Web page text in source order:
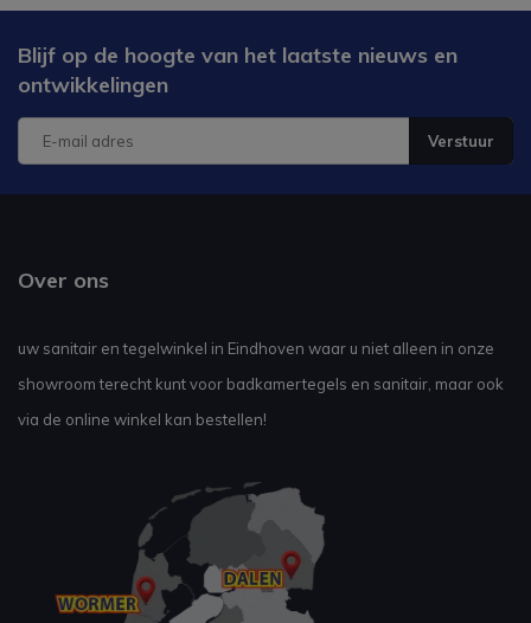
Blijf op de hoogte van het laatste nieuws en
ontwikkelingen
Verstuur
Over ons
uw sanitair en tegelwinkel in Eindhoven waar u niet alleen in onze
showroom terecht kunt voor badkamertegels en sanitair, maar ook
via de online winkel kan bestellen!